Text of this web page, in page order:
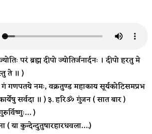
परं ब्रह्म दीपो ज्योतिर्जनार्दनः । दीपो हरतु मे
ते ॥ )
गणपतये नमः, वक्रतुण्ड महाकाय सूर्यकोटिसमप्रभ
सर्वदा ॥ ) ३. हरिॐ गुंजन ( सात बार )
)
( या कुन्देन्दुतुषारहारधवला….)